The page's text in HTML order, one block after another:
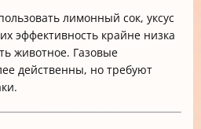
лимонный сок, уксус
эффективность крайне низка
животное. Газовые
действенны, но требуют